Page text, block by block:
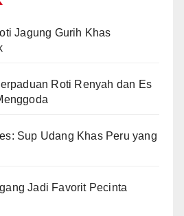
Jagung Gurih Khas
Roti Renyah dan Es
Sup Udang Khas Peru yang
Jadi Favorit Pecinta